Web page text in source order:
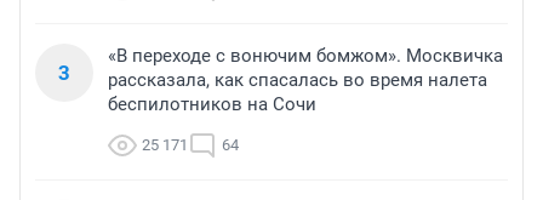
3
«В переходе с вонючим бомжом». Москвичка
рассказала, как спасалась во время налета
беспилотников на Сочи
25 171 64